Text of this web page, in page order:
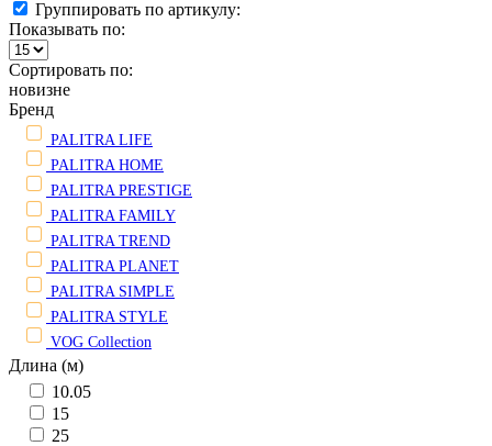
Группировать по артикулу:
Показывать по:
Сортировать по:
новизне
Бренд
PALITRA LIFE
PALITRA HOME
PALITRA PRESTIGE
PALITRA FAMILY
PALITRA TREND
PALITRA PLANET
PALITRA SIMPLE
PALITRA STYLE
VOG Collection
Длина (м)
10.05
15
25